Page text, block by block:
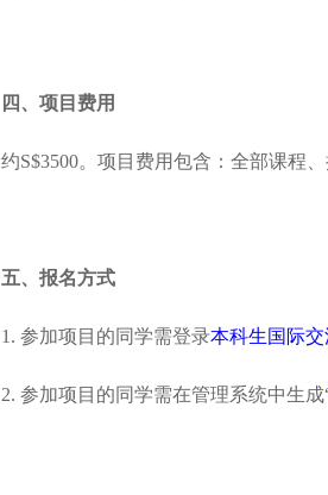
四、项目费用
约S$3500。项目费用包含：全部课程
五、报名方式
1. 参加项目的同学需登录本科生国际
2. 参加项目的同学需在管理系统中生成